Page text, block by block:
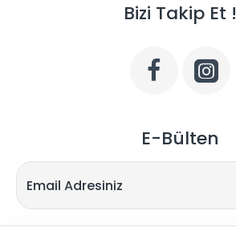
Bizi Takip Et !
E-Bülten